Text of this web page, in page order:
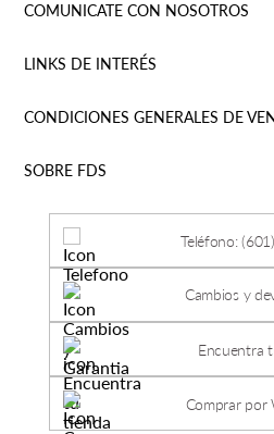
COMUNICATE CON NOSOTROS
LINKS DE INTERÉS
CONDICIONES GENERALES DE
SOBRE FDS
Teléfono:
Cambios y
Encuentra
Comprar por